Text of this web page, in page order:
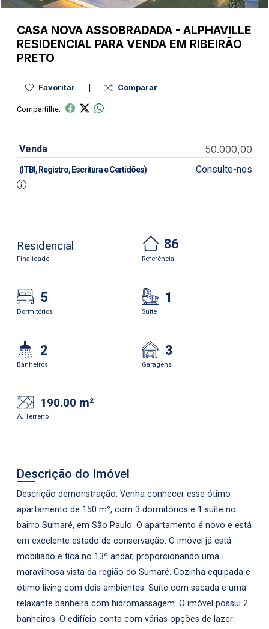
CASA NOVA ASSOBRADADA - ALPHAVILLE
RESIDENCIAL PARA VENDA EM RIBEIRÃO
PRETO
Favoritar | Comparar
Compartilhe:
Venda 50.000,00
(ITBI, Registro, Escritura e Certidões) Consulte-nos
Residencial
Finalidade
86
Referência
5
Dormitórios
1
Suite
2
Banheiros
3
Garagens
190.00 m²
A. Terreno
Descrição do Imóvel
Descrição demonstração: Venha conhecer esse ótimo
apartamento de 150 m², com 3 dormitórios e 1 suíte no
bairro Sumaré, em São Paulo. O apartamento é novo e está
em excelente estado de conservação. O imóvel já está
mobiliado e fica no 13º andar, proporcionando uma
maravilhosa vista da região do Sumaré. Cozinha equipada e
ótimo living com dois ambientes. Suíte com sacada e uma
relaxante banheira com hidromassagem. O imóvel possui 2
banheiros. O edifício conta com várias opções de lazer: